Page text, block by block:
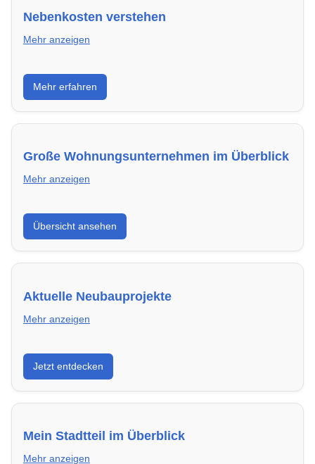
Nebenkosten verstehen
Mehr anzeigen
Erfahre, welche Nebenkosten rechtmäßig sind und
wie du deine monatliche Belastung optimieren
kannst.
Mehr erfahren
Große Wohnungsunternehmen im Überblick
Mehr anzeigen
Hier findest du die wichtigsten Anbieter in Erftstadt –
von Genossenschaften bis zu privaten Vermietern.
Übersicht ansehen
Aktuelle Neubauprojekte
Mehr anzeigen
Entdecke Neubauprojekte in Erftstadt – modern,
energieeffizient und sofort bezugsfertig.
Jetzt entdecken
Mein Stadtteil im Überblick
Mehr anzeigen